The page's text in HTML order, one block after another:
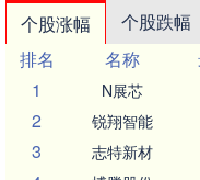
个股涨幅 个股跌幅
排名
名称
1
N展芯
2 锐翔智能
3 志特新材